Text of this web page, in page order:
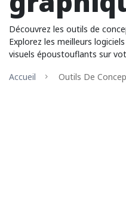
Découvrez les outils de
Explorez les meilleurs
visuels époustouflants sur
Accueil
Outils De